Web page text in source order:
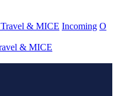
Travel & MICE Incoming О
& MICE